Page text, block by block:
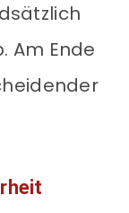
Am Ende